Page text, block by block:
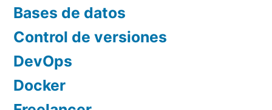
Bases de datos
Control de versiones
DevOps
Docker